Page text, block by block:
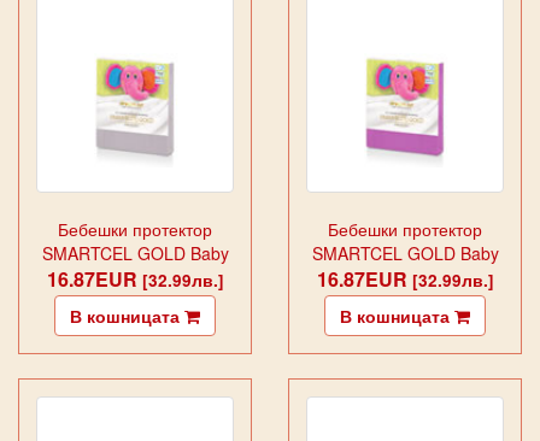
Бебешки протектор
SMARTCEL GOLD Baby
Ecru
16.87EUR [32.99лв.]
В кошницата
Бебешки протектор
SMARTCEL GOLD Baby
Fuxia
16.87EUR [32.99лв.]
В кошницата